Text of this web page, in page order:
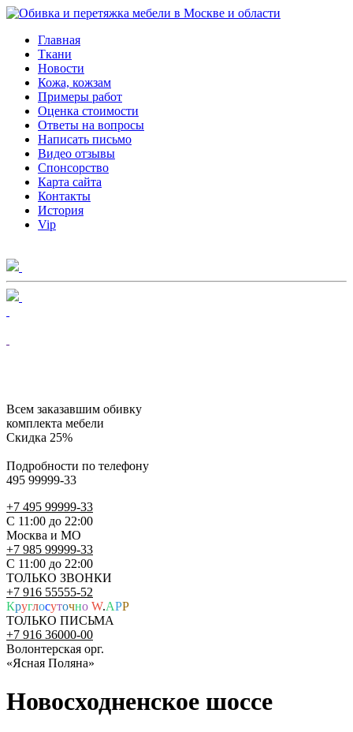
Главная
Ткани
Новости
Кожа, кожзам
Примеры работ
Оценка стоимости
Ответы на вопросы
Написать письмо
Видео отзывы
Спонсорство
Карта сайта
Контакты
История
Vip
Всем заказавшим обивку
комплекта мебели
Скидка 25%
Подробности по телефону
495 99999-33
+7 495 99999-33
С 11:00 до 22:00
Москва и МО
+7 985 99999-33
С 11:00 до 22:00
ТОЛЬКО ЗВОНКИ
+7 916 55555-52
Круглосуточно W.APP
ТОЛЬКО ПИСЬМА
+7 916 36000-00
Волонтерская орг.
«Ясная Поляна»
Новосходненское шоссе